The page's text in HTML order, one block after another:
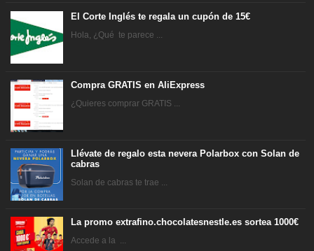
El Corte Inglés te regala un cupón de 15€
Hola, ¿Qué te parece ...
Compra GRATIS en AliExpress
¿Quieres comprar GRATIS ...
Llévate de regalo esta nevera Polarbox con Solan de
cabras
Solan de cabras te trae ...
La promo extrafino.chocolatesnestle.es sortea 1000€
Accede a la ...